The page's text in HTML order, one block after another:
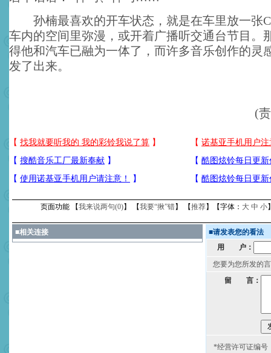
孙楠最喜欢的开车状态，就是在车里放一张
车内的空间里弥漫，或开着广播听交通台节目。
得他和汽车已融为一体了，而许多音乐创作的灵
发了出来。
(
页面功能 【我来说两句(0)】 【我要“揪”错】 【推荐】【字体： 大 中 小
■相关连接 ■请发表您的看法
用 户：
您要为您所发的
留 言：
*经营许可证编号